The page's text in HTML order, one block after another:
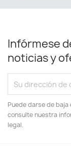
Infórmese
noticias y
Puede darse de baja
consulte nuestra
legal.